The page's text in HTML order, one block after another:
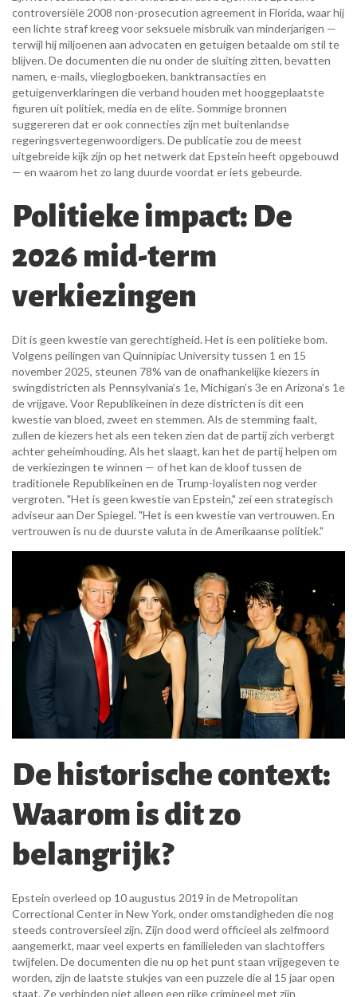
controversiële 2008 non-prosecution agreement in Florida, waar hij
een lichte straf kreeg voor seksuele misbruik van minderjarigen —
terwijl hij miljoenen aan advocaten en getuigen betaalde om stil te
blijven. De documenten die nu onder de sluiting zitten, bevatten
namen, e-mails, vlieglogboeken, banktransacties en
getuigenverklaringen die verband houden met hooggeplaatste
figuren uit politiek, media en de elite. Sommige bronnen
suggereren dat er ook connecties zijn met buitenlandse
regeringsvertegenwoordigers. De publicatie zou de meest
uitgebreide kijk zijn op het netwerk dat Epstein heeft opgebouwd
— en waarom het zo lang duurde voordat er iets gebeurde.
Politieke impact: De
2026 mid-term
verkiezingen
Dit is geen kwestie van gerechtigheid. Het is een politieke bom.
Volgens peilingen van Quinnipiac Universitytussen 1 en 15
november 2025, steunen 78% van de onafhankelijke kiezers in
swingdistricten als Pennsylvania’s 1e, Michigan’s 3e en Arizona’s 1e
de vrijgave. Voor Republikeinen in deze districten is dit een
kwestie van bloed, zweet en stemmen. Als de stemming faalt,
zullen de kiezers het als een teken zien dat de partij zich verbergt
achter geheimhouding. Als het slaagt, kan het de partij helpen om
de verkiezingen te winnen — of het kan de kloof tussen de
traditionele Republikeinen en de Trump-loyalisten nog verder
vergroten. "Het is geen kwestie van Epstein," zei een strategisch
adviseur aan Der Spiegel. "Het is een kwestie van vertrouwen. En
vertrouwen is nu de duurste valuta in de Amerikaanse politiek."
De historische context:
Waarom is dit zo
belangrijk?
Epstein overleed op 10 augustus 2019 in deMetropolitan
Correctional Centerin New York, onder omstandigheden die nog
steeds controversieel zijn. Zijn dood werd officieel als zelfmoord
aangemerkt, maar veel experts en familieleden van slachtoffers
twijfelen. De documenten die nu op het punt staan vrijgegeven te
worden, zijn de laatste stukjes van een puzzele die al 15 jaar open
staat. Ze verbinden niet alleen een rijke crimineel met zijn